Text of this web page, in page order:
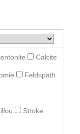
Calcite
Feldspath
Stroke